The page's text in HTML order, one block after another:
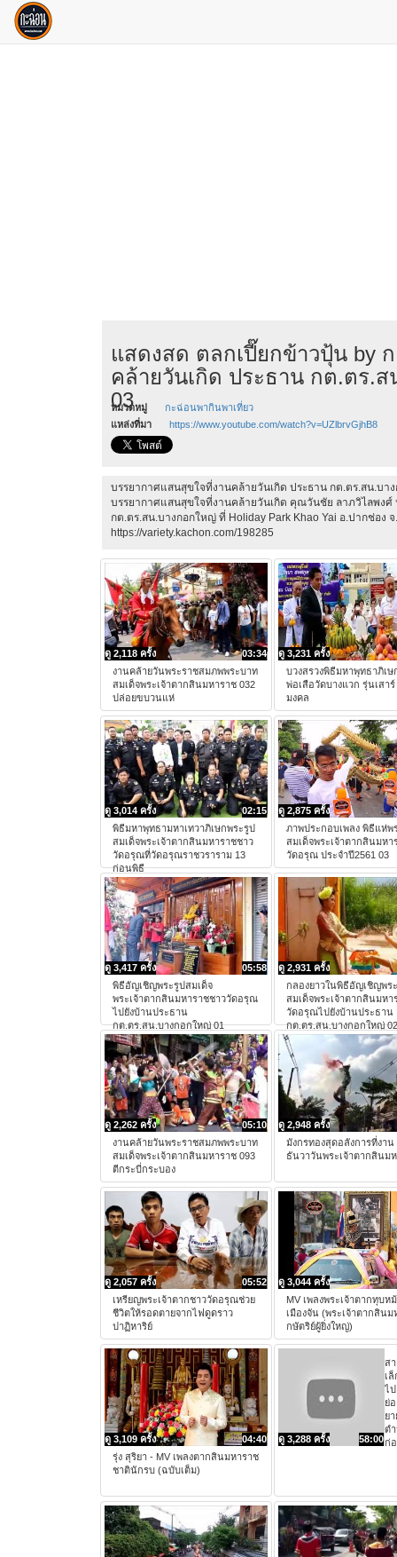
แสดงสด ตลกเปี๊ยกข้าวปุ้น by
คล้ายวันเกิด ประธาน กต.ตร.
03
หมวดหมู่
กะฉ่อนพากินพาเที่ยว
แหล่งที่มา
https://www.youtube.com/watch?v=UZlbrvGjhB8
บรรยากาศแสนสุขใจที่งานคล้ายวันเกิด ประธาน กต.ตร.สน.บา
บรรยากาศแสนสุขใจที่งานคล้ายวันเกิด คุณวันชัย ลาภวิไลพงศ์
กต.ตร.สน.บางกอกใหญ่ ที่ Holiday Park Khao Yai อ.ปากช่อง
https://variety.kachon.com/198285
03:34
ดู 2,118 ครั้ง
งานคล้ายวันพระราชสมภพพระบาท
สมเด็จพระเจ้าตากสินมหาราช 032
ปล่อยขบวนแห่
ดู 3,231 ครั้ง
บวงสรวงพิธีมหาพุทธาภิเษ
พ่อเสือวัดบางแวก รุ่นเสา
มงคล
02:15
ดู 3,014 ครั้ง
พิธีมหาพุทธามหาเทวาภิเษกพระรูป
สมเด็จพระเจ้าตากสินมหาราชชาว
วัดอรุณที่วัดอรุณราชวราราม 13
ก่อนพิธี
ดู 2,875 ครั้ง
ภาพประกอบเพลง พิธีแห่พ
สมเด็จพระเจ้าตากสินมหา
วัดอรุณ ประจำปี2561 03
05:58
ดู 3,417 ครั้ง
พิธีอัญเชิญพระรูปสมเด็จ
พระเจ้าตากสินมหาราชชาววัดอรุณ
ไปยังบ้านประธาน
กต.ตร.สน.บางกอกใหญ่ 01
ดู 2,931 ครั้ง
กลองยาวในพิธีอัญเชิญพร
สมเด็จพระเจ้าตากสินมหา
วัดอรุณไปยังบ้านประธาน
กต.ตร.สน.บางกอกใหญ่ 02
05:10
ดู 2,262 ครั้ง
งานคล้ายวันพระราชสมภพพระบาท
สมเด็จพระเจ้าตากสินมหาราช 093
ตีกระบี่กระบอง
ดู 2,948 ครั้ง
มังกรทองสุดอลังการที่งาน
ธันวาวันพระเจ้าตากสินม
05:52
ดู 2,057 ครั้ง
เหรียญพระเจ้าตากชาววัดอรุณช่วย
ชีวิตให้รอดตายจากไฟดูดราว
ปาฏิหาริย์
ดู 3,044 ครั้ง
MV เพลงพระเจ้าตากทุบห
เมืองจัน (พระเจ้าตากสินม
กษัตริย์ผู้ยิ่งใหญ่)
04:40
ดู 3,109 ครั้ง
รุ่ง สุริยา - MV เพลงตากสินมหาราช
ชาตินักรบ (ฉบับเต็ม)
58:00
ดู 3,288 ครั้ง
ส
เ
ไป
ย่
ย
ต
ก่